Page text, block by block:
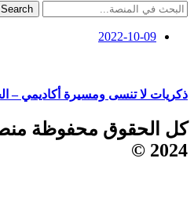
Search
2022-10-09
ذكريات لا تنسى ومسيرة أكاديمي –
كل الحقوق محفوظة منصة
2024 ©